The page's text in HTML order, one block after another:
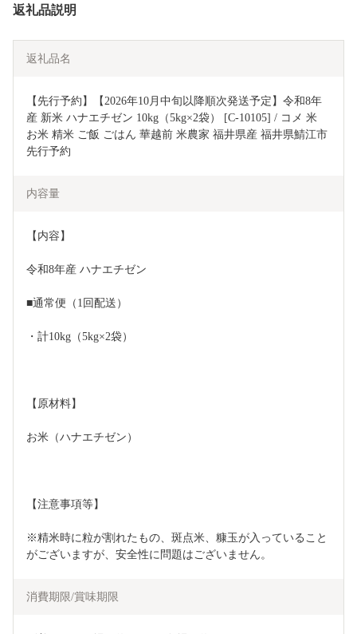
返礼品説明
返礼品名
【先行予約】【2026年10月中旬以降順次発送予定】令和8年
産 新米 ハナエチゼン 10kg（5kg×2袋） [C-10105] / コメ 米
お米 精米 ご飯 ごはん 華越前 米農家 福井県産 福井県鯖江市
先行予約
内容量
【内容】
令和8年産 ハナエチゼン
■通常便（1回配送）
・計10kg（5kg×2袋）
【原材料】
お米（ハナエチゼン）
【注意事項等】
※精米時に粒が割れたもの、斑点米、糠玉が入っていること
がございますが、安全性に問題はございません。
消費期限/賞味期限